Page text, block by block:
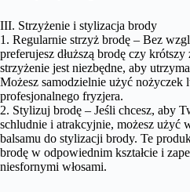
III. Strzyżenie i stylizacja brody
1. Regularnie strzyż brodę – Bez
preferujesz dłuższą brodę czy krótszy
strzyżenie jest niezbędne, aby
Możesz samodzielnie użyć nożyczek
profesjonalnego fryzjera.
2. Stylizuj brodę – Jeśli chcesz, aby
schludnie i atrakcyjnie, możesz użyć
balsamu do stylizacji brody. Te
brodę w odpowiednim kształcie i
niesfornymi włosami.